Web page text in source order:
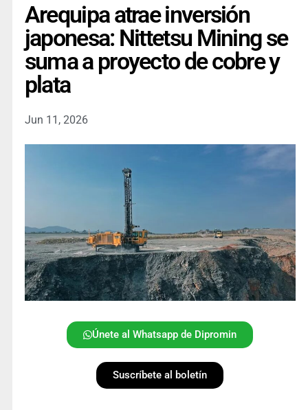
Arequipa atrae inversión
japonesa: Nittetsu Mining se
suma a proyecto de cobre y
plata
Jun 11, 2026
Únete al Whatsapp de Dipromin
Suscríbete al boletín